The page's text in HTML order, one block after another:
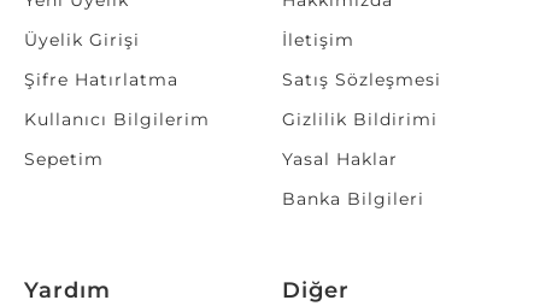
Üyelik Girişi
Şifre Hatırlatma
Kullanıcı Bilgilerim
Sepetim
İletişim
Satış Sözleşmesi
Gizlilik Bildirimi
Yasal Haklar
Banka Bilgileri
Yardım
Diğer